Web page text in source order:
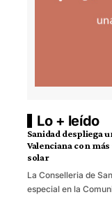
Lo + leído
Sanidad despliega
Valenciana con
solar
La Conselleria de
especial en la